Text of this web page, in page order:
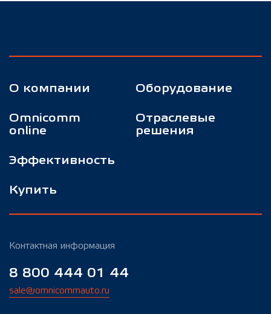
О компании
Omnicomm
online
Эффективность
Купить
Оборудование
Отраслевые
решения
Контактная информация
8 800 444 01 44
sale@omnicommauto.ru